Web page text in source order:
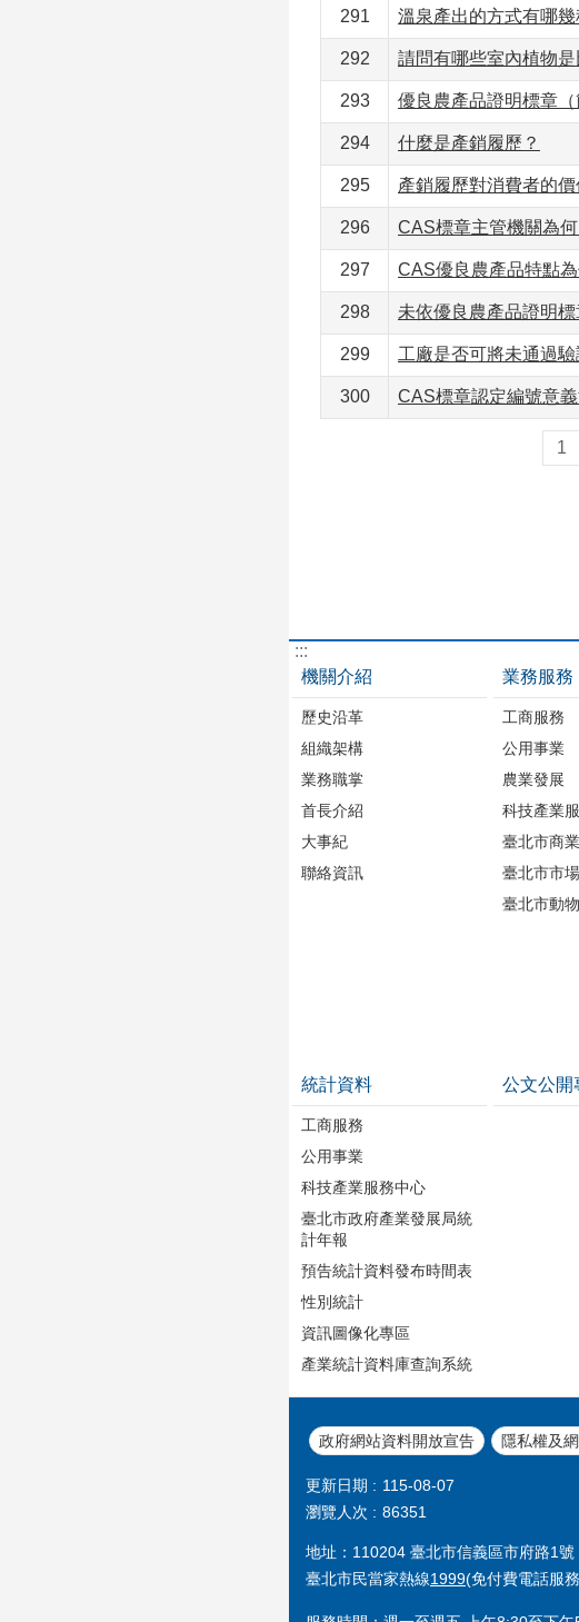
291 溫泉產出的方式有哪幾
292 請問有哪些室內植物
293 優良農產品證明標章
294 什麼是產銷履歷？
295 產銷履歷對消費者的價
296 CAS標章主管機關為何
297 CAS優良農產品特點為
298 未依優良農產品證明
299 工廠是否可將未通過
300 CAS標章認定編號意義
1
:::
機關介紹
歷史沿革
組織架構
業務職掌
首長介紹
大事紀
聯絡資訊
業務服務
工商服務
公用事業
農業發展
科技產業
臺北市商
臺北市市
臺北市動
統計資料
工商服務
公用事業
科技產業服務中心
臺北市政府產業發展局統
計年報
預告統計資料發布時間表
性別統計
資訊圖像化專區
產業統計資料庫查詢系統
公文公開
政府網站資料開放宣告 隱私權及
更新日期
115-08-07
瀏覽人次
86351
地址：110204 臺北市信義區市府路1
臺北市民當家熱線1999(免付費電話服